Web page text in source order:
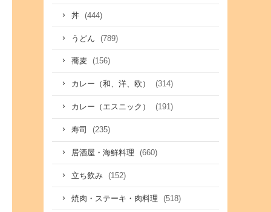
丼 (444)
うどん (789)
蕎麦 (156)
カレー（和、洋、欧） (314)
カレー（エスニック） (191)
寿司 (235)
居酒屋・海鮮料理 (660)
立ち飲み (152)
焼肉・ステーキ・肉料理 (518)